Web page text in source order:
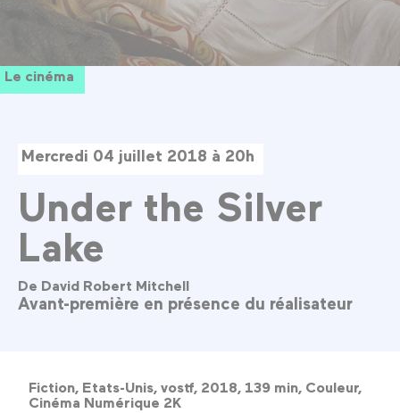
Le cinéma
Mercredi 04 juillet 2018 à 20h
Under the Silver
Lake
De David Robert Mitchell
Avant-première en présence du réalisateur
Fiction, Etats-Unis, vostf, 2018, 139 min, Couleur,
Cinéma Numérique 2K